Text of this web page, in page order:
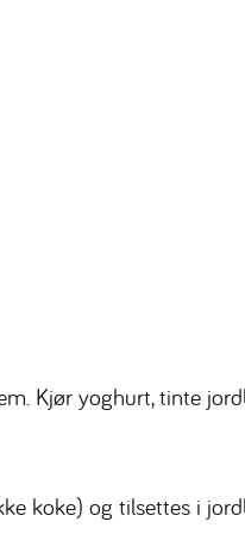
Kjør yoghurt, tinte
koke) og tilsettes i